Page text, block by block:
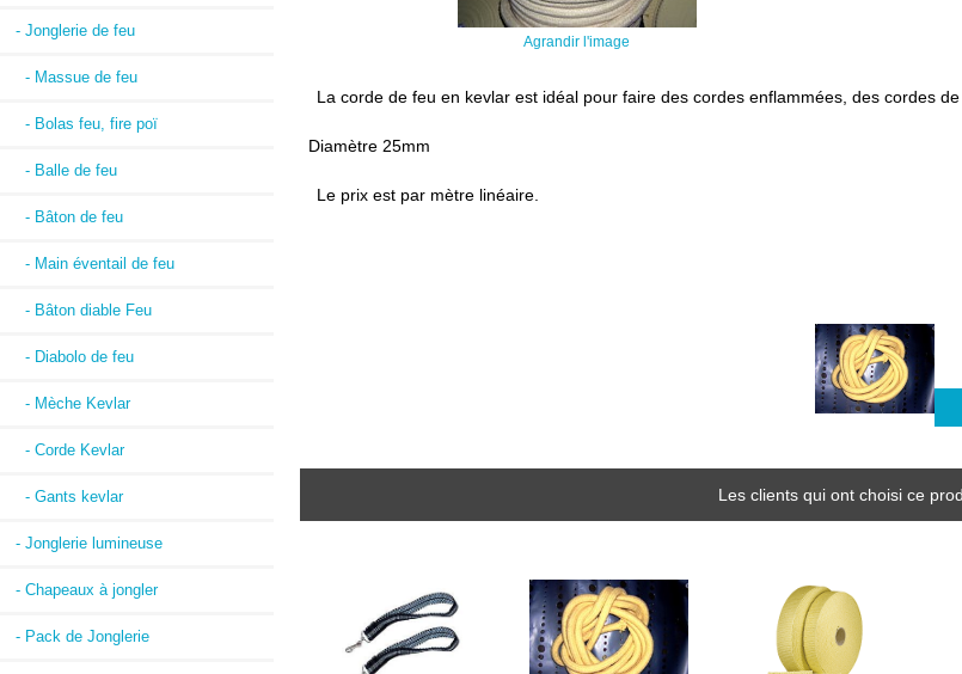
- Jonglerie de feu
- Massue de feu
- Bolas feu, fire poï
- Balle de feu
- Bâton de feu
- Main éventail de feu
- Bâton diable Feu
- Diabolo de feu
- Mèche Kevlar
- Corde Kevlar
- Gants kevlar
- Jonglerie lumineuse
- Chapeaux à jongler
- Pack de Jonglerie
Agrandir l'image
La corde de feu en kevlar est idéal pour faire des cordes enflammées, des cordes
Diamètre 25mm
Le prix est par mètre linéaire.
Les clients qui ont choisi ce